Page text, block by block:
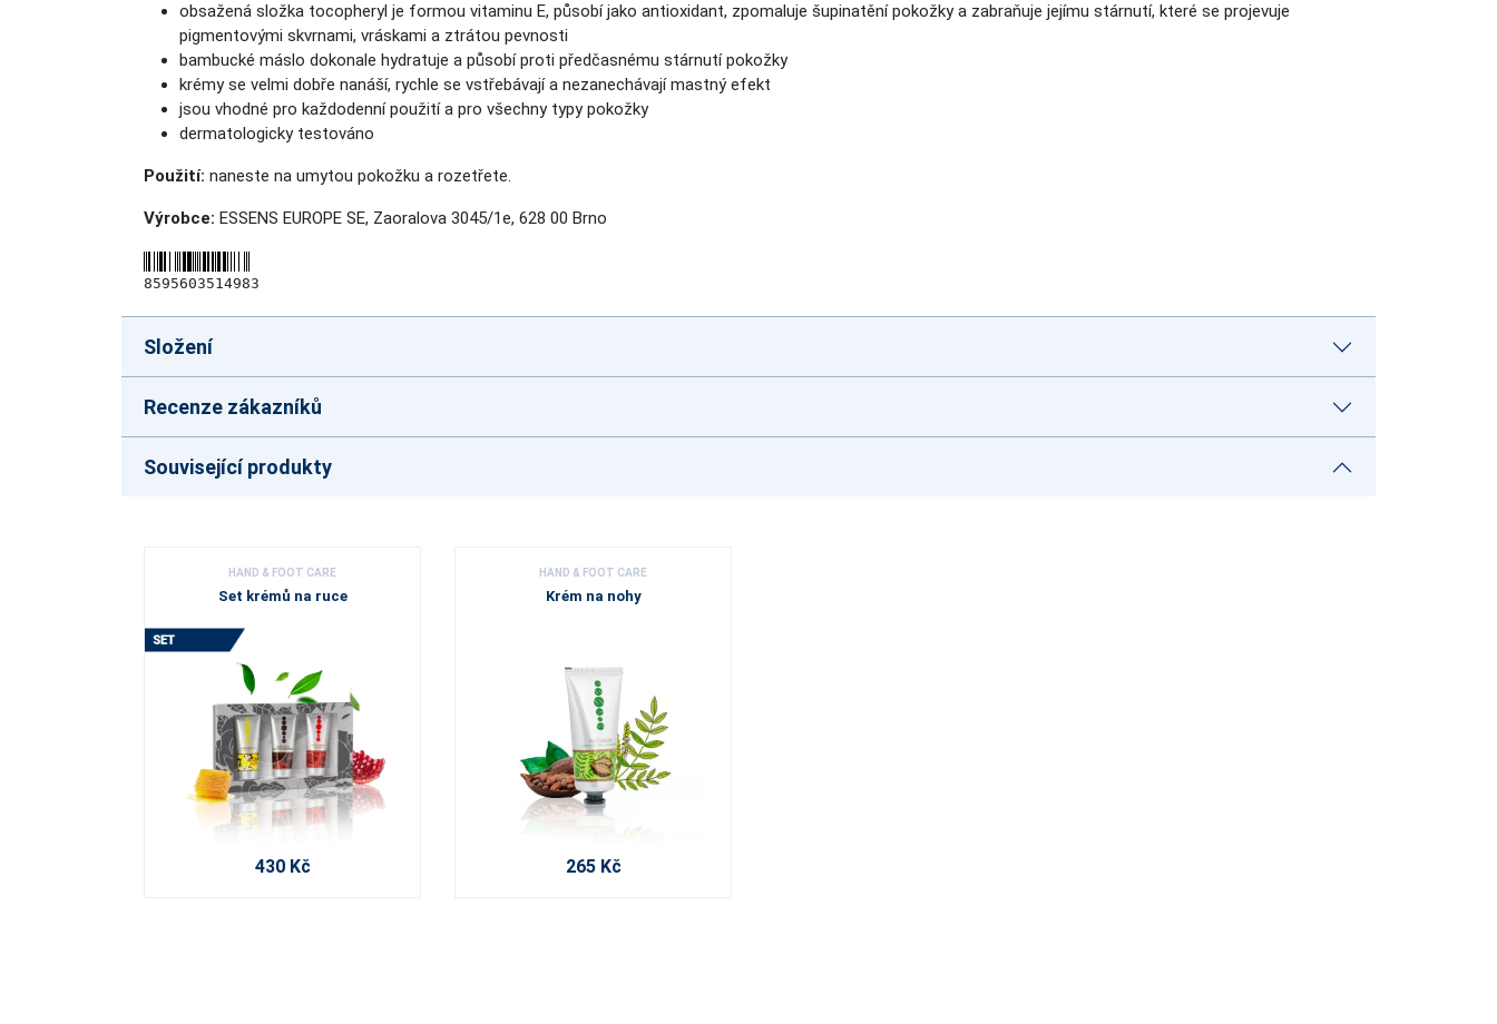
obsažená složka tocopheryl je formou vitaminu E, působí jako antioxidant, zpomaluje šupinatění pokožky a zabraňuje jejímu stárnutí, které se projevuje
pigmentovými skvrnami, vráskami a ztrátou pevnosti
bambucké máslo dokonale hydratuje a působí proti předčasnému stárnutí pokožky
krémy se velmi dobře nanáší, rychle se vstřebávají a nezanechávají mastný efekt
jsou vhodné pro každodenní použití a pro všechny typy pokožky
dermatologicky testováno
Použití: naneste na umytou pokožku a rozetřete.
Výrobce: ESSENS EUROPE SE, Zaoralova 3045/1e, 628 00 Brno
8595603514983
Složení
Recenze zákazníků
Související produkty
HAND & FOOT CARE
Set krémů na ruce
430 Kč
HAND & FOOT CARE
Krém na nohy
265 Kč